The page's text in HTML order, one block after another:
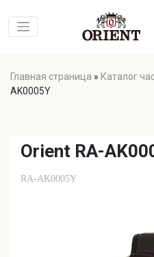
Главная страница » Каталог
AK0005Y
Orient RA-
RA-AK0005Y